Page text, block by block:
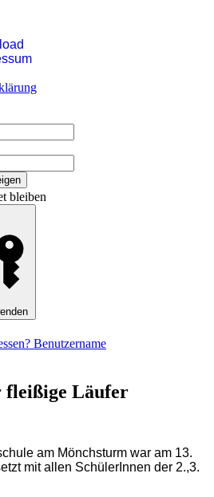
bleiben
Benutzername
fleißige Läufer
am Mönchsturm war am 13.
mit allen SchülerInnen der 2.,3.